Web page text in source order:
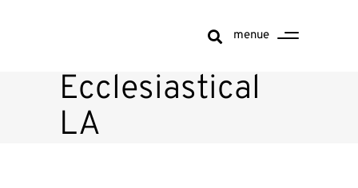
menue
Ecclesiastical
LA